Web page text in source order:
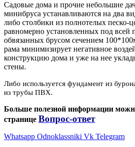
Садовые дома и прочие небольшие
минибруса устанавливаются на два
либо столбики из полнотелых песко-
равномерно установленных под всей
обвязанных брусом сечением
рама минимизирует негативное
конструкцию дома и уже на нее
стены.
Либо используется фундамент из
из трубы ПВХ.
Больше полезной информации
странице Вопрос-ответ
Whatsapp Odnoklassniki Vk Telegram